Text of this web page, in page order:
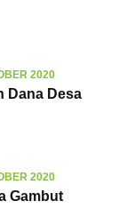
2020
Dana Desa
2020
Gambut